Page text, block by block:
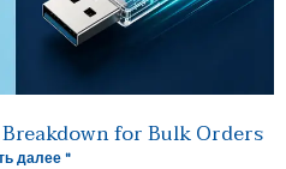
Breakdown for Bulk Orders
далее "